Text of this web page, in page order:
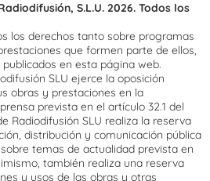
S.L.U. 2026. Todos los
los derechos tanto sobre programas
que formen parte de ellos,
en esta página web.
SLU ejerce la oposición
obras y prestaciones en la
prevista en el artículo 32.1 del
Radiodifusión SLU realiza la reserva
distribución y comunicación pública
temas de actualidad prevista en
también realiza una reserva
y usos de las obras y otras